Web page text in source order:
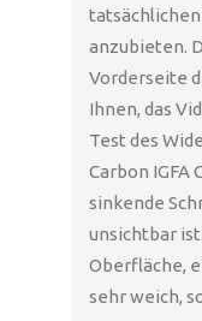
anzubieten.
Vorderseite
Ihnen, das
Test des
Carbon IGFA
sinkende
unsichtbar
Oberfläche,
sehr weich,